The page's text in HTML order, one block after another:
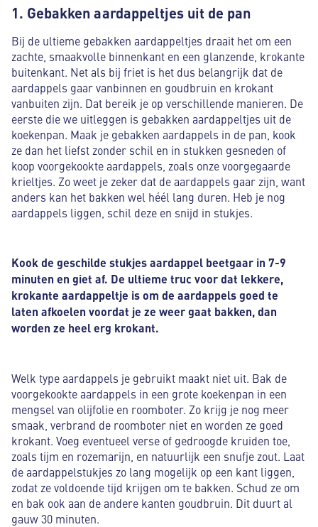
1. Gebakken aardappeltjes uit de pan
Bij de ultieme gebakken aardappeltjes draait het om een
zachte, smaakvolle binnenkant en een glanzende, krokante
buitenkant. Net als bij friet is het dus belangrijk dat de
aardappels gaar vanbinnen en goudbruin en krokant
vanbuiten zijn. Dat bereik je op verschillende manieren. De
eerste die we uitleggen is gebakken aardappeltjes uit de
koekenpan. Maak je gebakken aardappels in de pan, kook
ze dan het liefst zonder schil en in stukken gesneden of
koop voorgekookte aardappels, zoals onze voorgegaarde
krieltjes. Zo weet je zeker dat de aardappels gaar zijn, want
anders kan het bakken wel héél lang duren. Heb je nog
aardappels liggen, schil deze en snijd in stukjes.
Kook de geschilde stukjes aardappel beetgaar in 7-9
minuten en giet af. De ultieme truc voor dat lekkere,
krokante aardappeltje is om de aardappels goed te
laten afkoelen voordat je ze weer gaat bakken, dan
worden ze heel erg krokant.
Welk type aardappels je gebruikt maakt niet uit. Bak de
voorgekookte aardappels in een grote koekenpan in een
mengsel van olijfolie en roomboter. Zo krijg je nog meer
smaak, verbrand de roomboter niet en worden ze goed
krokant. Voeg eventueel verse of gedroogde kruiden toe,
zoals tijm en rozemarijn, en natuurlijk een snufje zout. Laat
de aardappelstukjes zo lang mogelijk op een kant liggen,
zodat ze voldoende tijd krijgen om te bakken. Schud ze om
en bak ook aan de andere kanten goudbruin. Dit duurt al
gauw 30 minuten.